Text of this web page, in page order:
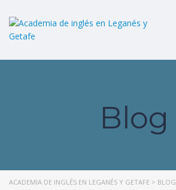
Blog
ACADEMIA DE INGLÉS EN LEGANÉS Y GETAFE > BLOG